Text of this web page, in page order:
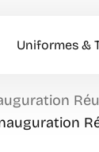
Uniformes &